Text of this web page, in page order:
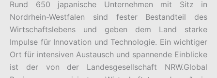
Rund 650 japanische Unternehmen mit Sitz in
Nordrhein-Westfalen sind fester Bestandteil des
Wirtschaftslebens und geben dem Land starke
Impulse für Innovation und Technologie. Ein wichtiger
Ort für intensiven Austausch und spannende Einblicke
ist der von der Landesgesellschaft NRW.Global